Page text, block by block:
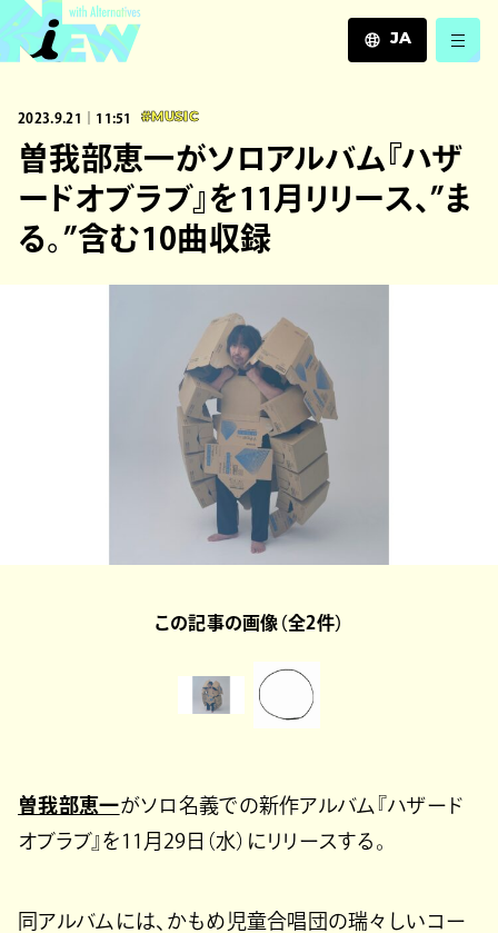
JA
ZH
2023.9.21｜11:51 #MUSIC
曽我部恵一がソロアルバム『ハザ
ードオブラブ』を11月リリース、”ま
る。”含む10曲収録
この記事の画像（全2件）
曽我部恵一がソロ名義での新作アルバム『ハザード
オブラブ』を11月29日（水）にリリースする。
同アルバムには、かもめ児童合唱団の瑞々しいコー